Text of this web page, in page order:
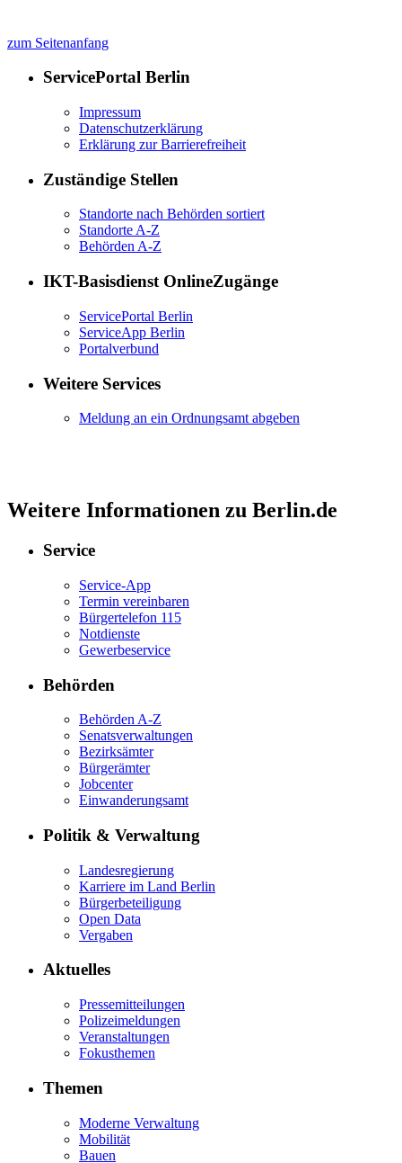
zum Seitenanfang
ServicePortal Berlin
Impressum
Datenschutzerklärung
Erklärung zur Barrierefreiheit
Zuständige Stellen
Standorte nach Behörden sortiert
Standorte A-Z
Behörden A-Z
IKT-Basisdienst OnlineZugänge
ServicePortal Berlin
ServiceApp Berlin
Portalverbund
Weitere Services
Meldung an ein Ordnungsamt abgeben
Weitere Informationen zu Berlin.de
Service
Service-App
Termin vereinbaren
Bürgertelefon 115
Notdienste
Gewerbeservice
Behörden
Behörden A-Z
Senatsverwaltungen
Bezirksämter
Bürgerämter
Jobcenter
Einwanderungsamt
Politik & Verwaltung
Landesregierung
Karriere im Land Berlin
Bürgerbeteiligung
Open Data
Vergaben
Aktuelles
Pressemitteilungen
Polizeimeldungen
Veranstaltungen
Fokusthemen
Themen
Moderne Verwaltung
Mobilität
Bauen